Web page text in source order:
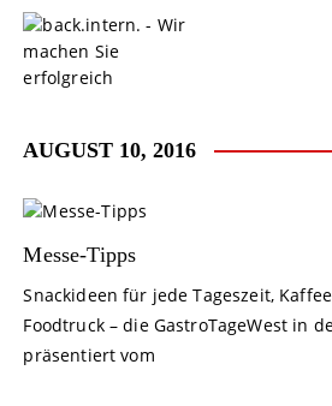
AUGUST 10, 2016
Messe-Tipps
Snackideen für jede Tageszeit,
Foodtruck – die GastroTageWest in
präsentiert vom